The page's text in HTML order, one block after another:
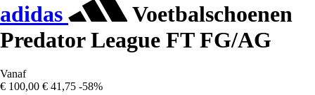
adidas
Voetbalschoenen
Predator League FT FG/AG
Vanaf
€ 100,00 € 41,75 -58%